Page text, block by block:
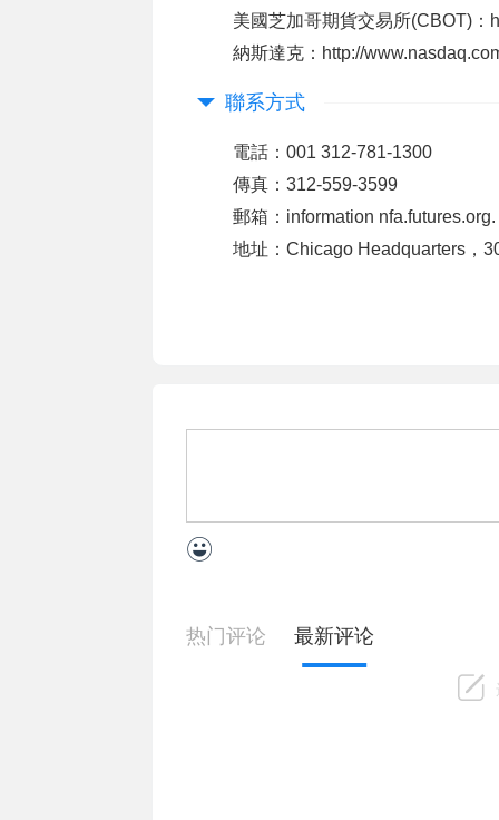
美國芝加哥期貨交易所(CBOT)：
納斯達克： http://
聯系方式
電話：001 312-781-1300
傳真：312-559-3599
郵箱：information nfa.futures.org.
地址：Chicago Headquarters，
热门评论 最新评论